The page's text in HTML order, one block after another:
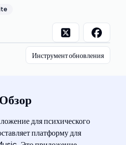
Инструмент обновления
Обзор
для психического
платформу для